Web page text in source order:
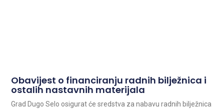
Obavijest o financiranju radnih bilježnica i
ostalih nastavnih materijala
Grad Dugo Selo osigurat će sredstva za nabavu radnih bilježnica